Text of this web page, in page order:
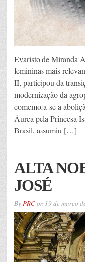
Evaristo de Miranda
femininas mais
II, participou da
modernização da
comemora-se a
Áurea pela Princesa
Brasil, assumiu […]
ALTA
JOSÉ
ByPRCon 19 de março